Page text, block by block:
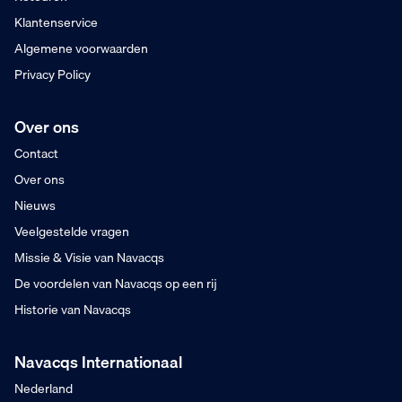
Klantenservice
Algemene voorwaarden
Privacy Policy
Over ons
Contact
Over ons
Nieuws
Veelgestelde vragen
Missie & Visie van Navacqs
De voordelen van Navacqs op een rij
Historie van Navacqs
Navacqs Internationaal
Nederland